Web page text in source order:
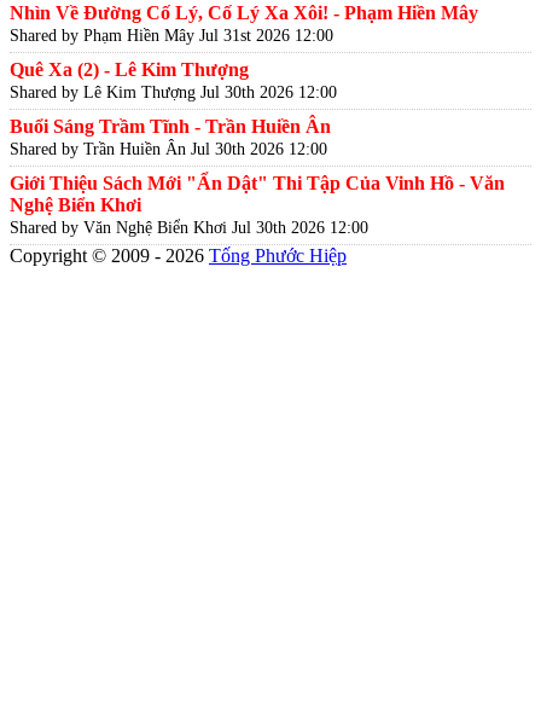
Nhìn Về Đường Cố Lý, Cố Lý Xa Xôi! - Phạm Hiền Mây
Shared by Phạm Hiền Mây Jul 31st 2026 12:00
Quê Xa (2) - Lê Kim Thượng
Shared by Lê Kim Thượng Jul 30th 2026 12:00
Buổi Sáng Trầm Tĩnh - Trần Huiền Ân
Shared by Trần Huiền Ân Jul 30th 2026 12:00
Giới Thiệu Sách Mới "Ẩn Dật" Thi Tập Của Vinh Hồ - Văn
Nghệ Biển Khơi
Shared by Văn Nghệ Biển Khơi Jul 30th 2026 12:00
Copyright © 2009 - 2026 Tống Phước Hiệp